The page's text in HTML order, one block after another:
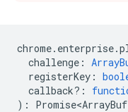
chrome. enterprise.
challenge :
registerKey :
callback? :
) :